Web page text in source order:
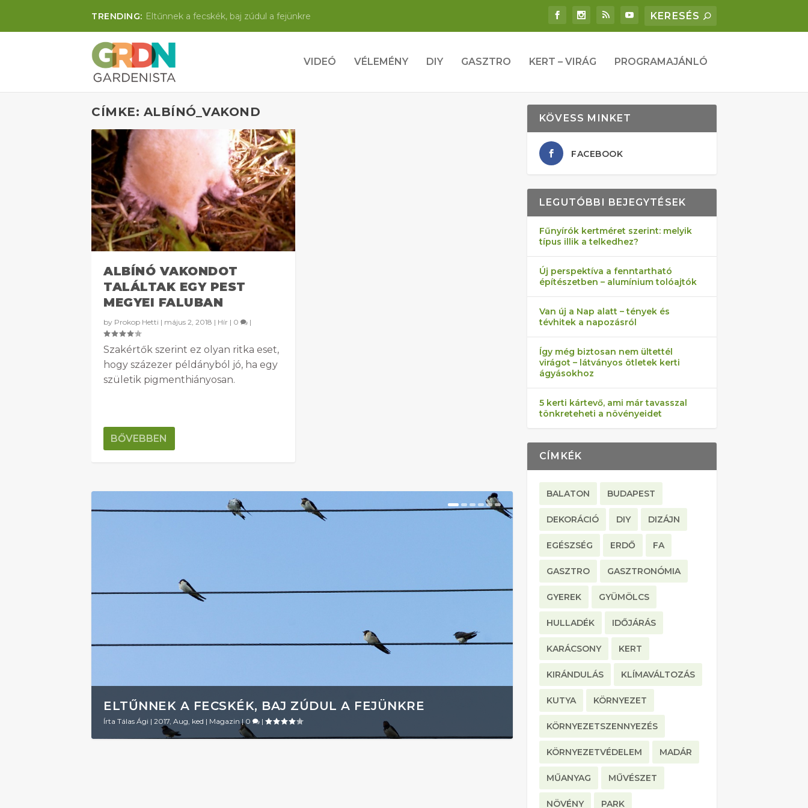
TRENDING: Eltűnnek a fecskék, baj zúdul a fejünkre
VIDEÓ VÉLEMÉNY DIY GASZTRO KERT – VIRÁG PROGRAMAJÁNLÓ
CÍMKE: ALBÍNÓ_VAKOND
ALBÍNÓ VAKONDOT
TALÁLTAK EGY PEST
MEGYEI FALUBAN
by Prokop Hetti | május 2, 2018 | Hír | 0 |
Szakértők szerint ez olyan ritka eset,
hogy százezer példányból jó, ha egy
születik pigmenthiányosan.
BŐVEBBEN
ELTŰNNEK A FECSKÉK, BAJ ZÚDUL A FEJÜNKRE
Írta Tálas Ági | 2017, Aug, ked | Magazin | 0 |
KÖVESS MINKET
FACEBOOK
LEGUTÓBBI BEJEGYTÉSEK
Fűnyírók kertméret szerint: melyik
típus illik a telkedhez?
Új perspektíva a fenntartható
építészetben – alumínium tolóajtók
Van új a Nap alatt – tények és
tévhitek a napozásról
Így még biztosan nem ültettél
virágot – látványos ötletek kerti
ágyásokhoz
5 kerti kártevő, ami már tavasszal
tönkreteheti a növényeidet
CÍMKÉK
BALATON BUDAPEST
DEKORÁCIÓ DIY DIZÁJN
EGÉSZSÉG ERDŐ FA
GASZTRO GASZTRONÓMIA
GYEREK GYÜMÖLCS
HULLADÉK IDŐJÁRÁS
KARÁCSONY KERT
KIRÁNDULÁS KLÍMAVÁLTOZÁS
KUTYA KÖRNYEZET
KÖRNYEZETSZENNYEZÉS
KÖRNYEZETVÉDELEM MADÁR
MŰANYAG MŰVÉSZET
NÖVÉNY PARK